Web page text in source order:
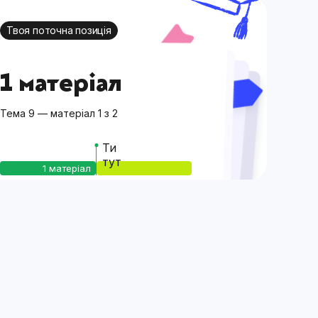
Твоя поточна позиція
1 матеріал
Тема 9 — матеріал 1 з 2
1 матеріал
Ти
тут